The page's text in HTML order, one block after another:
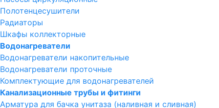
Полотенцесушители
Радиаторы
Шкафы коллекторные
Водонагреватели
Водонагреватели накопительные
Водонагреватели проточные
Комплектующие для водонагревателей
Канализационные трубы и фитинги
Арматура для бачка унитаза (наливная и сливная)